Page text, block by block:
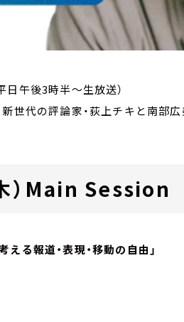
日午後3時半～生放送）
新世代の評論家・荻上チキと南部
）Main Session
る報道・表現・移動の自由」